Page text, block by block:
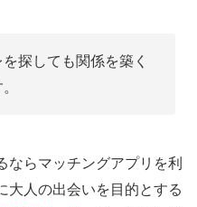
探しても関係を築く
ならマッチングアプリを利
大人の出会いを目的とする